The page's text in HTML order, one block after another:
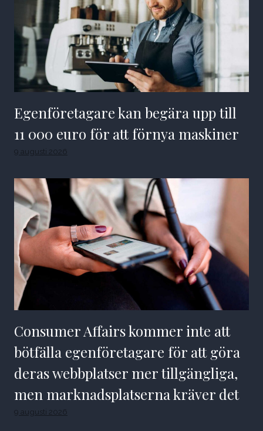
Egenföretagare kan begära upp till
11 000 euro för att förnya maskiner
9 augusti 2026
Consumer Affairs kommer inte att
bötfälla egenföretagare för att göra
deras webbplatser mer tillgängliga,
men marknadsplatserna kräver det
9 augusti 2026